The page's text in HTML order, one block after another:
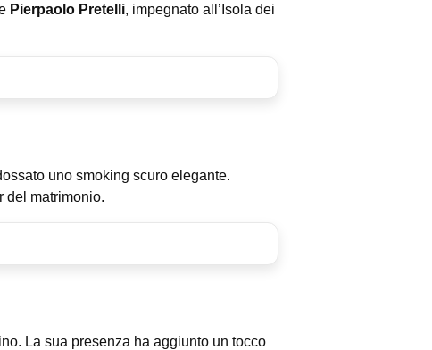
Pierpaolo Pretelli, impegnato all’Isola dei
uno smoking scuro elegante.
del matrimonio.
La sua presenza ha aggiunto un tocco